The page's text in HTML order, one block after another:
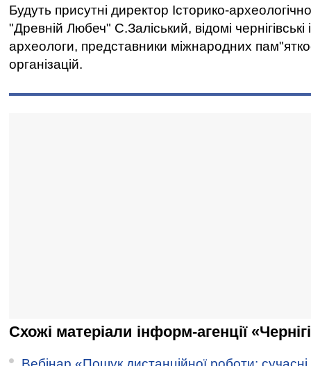
Будуть присутні директор Історико-
"Древній Любеч" С.Заліський, відомі чернігівські
археологи, представники міжнародних
організацій.
Схожі матеріали інформ-агенції